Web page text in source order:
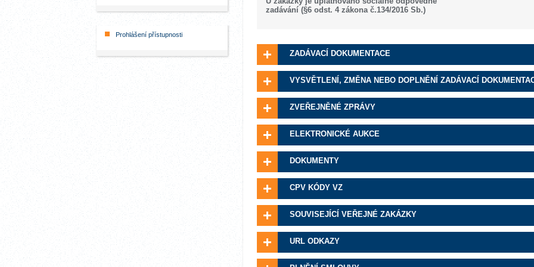
Prohlášení přístupnosti
zadávání (§6 odst. 4 zákona č.134/2016 Sb.)
ZADÁVACÍ DOKUMENTACE
VYSVĚTLENÍ, ZMĚNA NEBO DOPLNĚNÍ ZADÁVACÍ
ZVEŘEJNĚNÉ ZPRÁVY
ELEKTRONICKÉ AUKCE
DOKUMENTY
CPV KÓDY VZ
SOUVISEJÍCÍ VEŘEJNÉ ZAKÁZKY
URL ODKAZY